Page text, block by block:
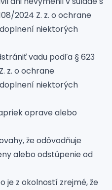
2024 Z. z. o ochrane
niektorých
vadu podľa § 623
z. o ochrane
niektorých
oprave alebo
že odôvodňuje
alebo odstúpenie od
je z okolností zrejmé, že